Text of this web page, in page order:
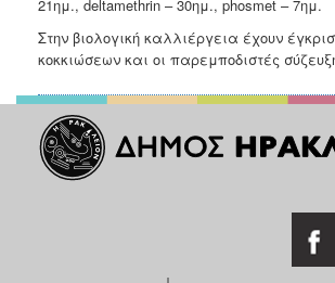
21ημ., deltamethrin – 30ημ., phosmet – 7ημ.
Στην βιολογική καλλιέργεια έχουν
κοκκιώσεων και οι παρεμποδιστές